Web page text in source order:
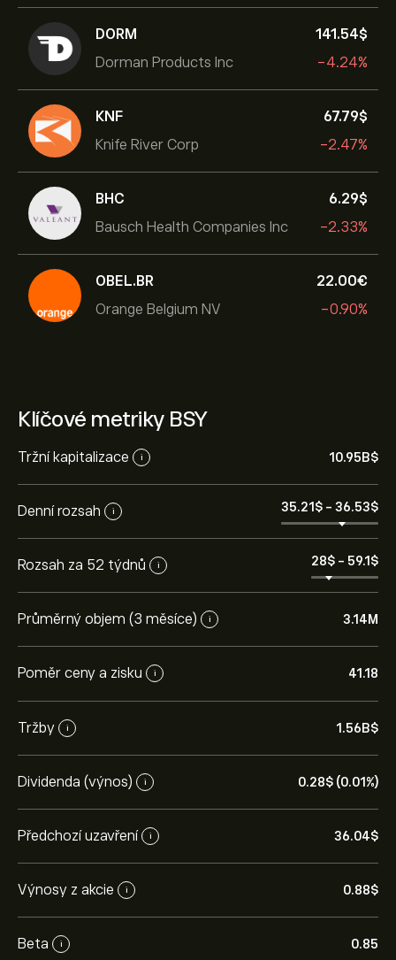
DORM
Dorman Products Inc
141.54‎$‎
-4.24%
KNF
Knife River Corp
67.79‎$‎
-2.47%
BHC
Bausch Health Companies Inc
6.29‎$‎
-2.33%
OBEL.BR
Orange Belgium NV
22.00‎€‎
-0.90%
Klíčové metriky BSY
Tržní kapitalizace i 10.95B‎$‎
Denní rozsah i 35.21‎$‎ - 36.53‎$‎
Rozsah za 52 týdnů i 28‎$‎ - 59.1‎$‎
Průměrný objem (3 měsíce) i 3.14M
Poměr ceny a zisku i 41.18
Tržby i 1.56B‎$‎
Dividenda (výnos) i 0.28‎$‎ (0.01%)
Předchozí uzavření i 36.04‎$‎
Výnosy z akcie i 0.88‎$‎
Beta i 0.85